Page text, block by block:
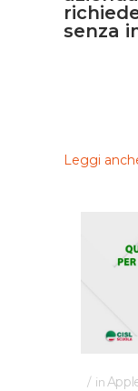
senza
Leggi
in